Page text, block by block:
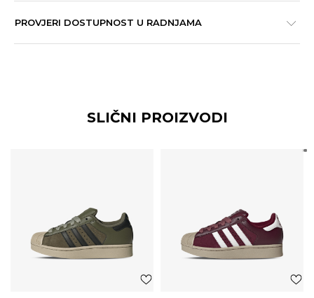
PROVJERI DOSTUPNOST U RADNJAMA
SLIČNI PROIZVODI